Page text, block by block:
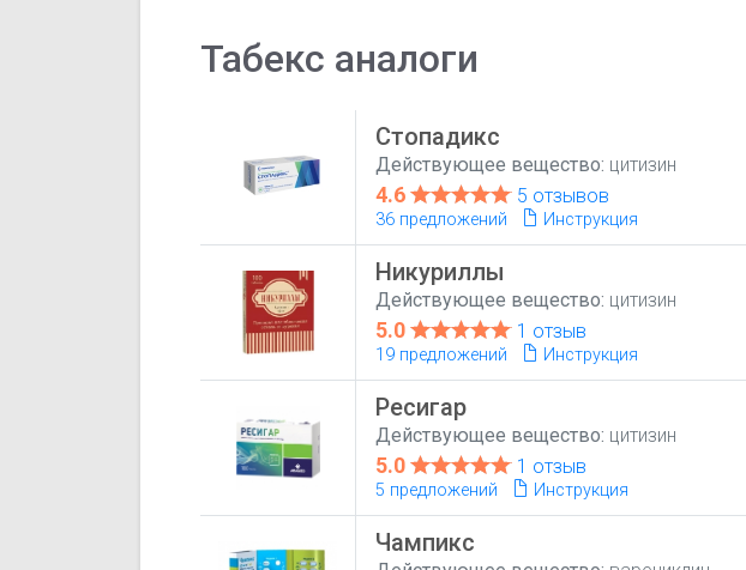
Табекс аналоги
Стопадикс
Действующее вещество: цитизин
4.6 5 отзывов
36 предложений Инструкция
Никуриллы
Действующее вещество: цитизин
5.0 1 отзыв
19 предложений Инструкция
Ресигар
Действующее вещество: цитизин
5.0 1 отзыв
5 предложений Инструкция
Чампикс